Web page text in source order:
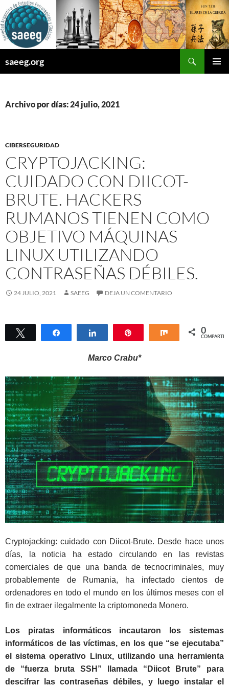
Saltar
al
contenido
saeeg.org
Archivo por días: 24 julio, 2021
CIBERSEGURIDAD
CRYPTOJACKING:
CUIDADO CON DIICOT-
BRUTE. HACKERS
RUMANOS TIENEN COMO
OBJETIVO MÁQUINAS
LINUX UTILIZANDO
CONTRASEÑAS DÉBILES.
24 JULIO, 2021 SAEEG DEJA UN COMENTARIO
Twittear Compartir Compartir Compartir
0
COMPARTIR
Marco Crabu*
Cryptojacking: cuidado con Diicot-Brute. Desde hace unos
días, la noticia ha estado circulando en las revistas
comerciales de que una banda de tecnocriminales, muy
probablemente de Rumania, ha infectado cientos de
ordenadores en todo el mundo en los últimos meses con el
fin de extraer ilegalmente la criptomoneda Monero.
Los piratas informáticos incautaron los sistemas
informáticos de las víctimas, en los que “se ejecutaba”
el sistema operativo Linux, utilizando una herramienta
de “fuerza bruta SSH” llamada “Diicot Brute” para
descifrar las contraseñas débiles, y luego instalar el